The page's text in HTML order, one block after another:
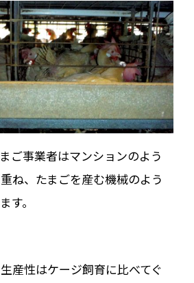
ご事業者はマンションのよう
ね、たまごを産む機械のよう
す。
産性はケージ飼育に比べてぐ